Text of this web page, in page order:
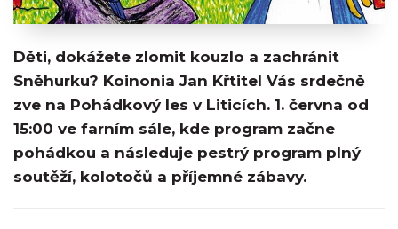
Děti, dokážete zlomit kouzlo a zachránit
Sněhurku? Koinonia Jan Křtitel Vás srdečně
zve na Pohádkový les v Liticích. 1. června od
15:00 ve farním sále, kde program začne
pohádkou a následuje pestrý program plný
soutěží, kolotočů a příjemné zábavy.